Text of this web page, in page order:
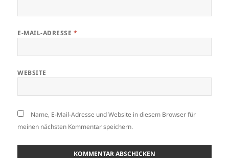
E-MAIL-ADRESSE *
WEBSITE
Name, E-Mail-Adresse und Website in diesem Browser für
meinen nächsten Kommentar speichern.